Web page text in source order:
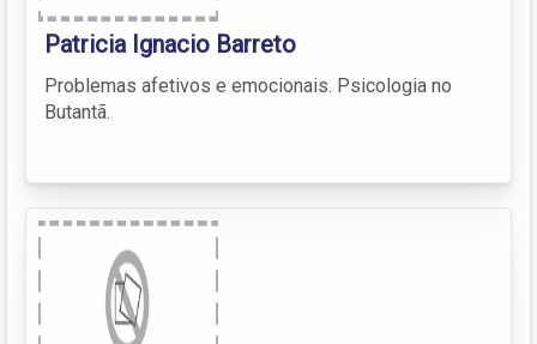
Patricia Ignacio Barreto
Problemas afetivos e emocionais. Psicologia no
Butantã.